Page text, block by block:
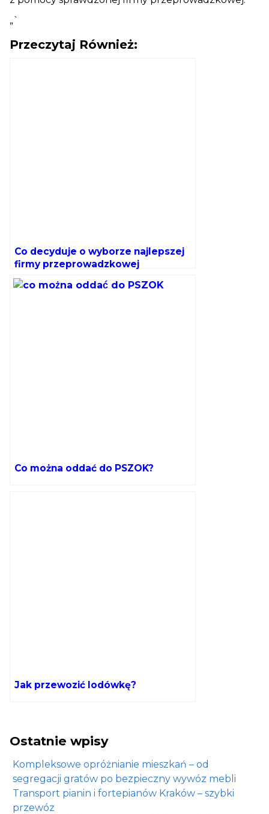
„`
Przeczytaj Również:
Co decyduje o wyborze najlepszej
firmy przeprowadzkowej
w Krakowie?
Co można oddać do PSZOK?
Jak przewozić lodówkę?
Ostatnie wpisy
Kompleksowe opróżnianie mieszkań – od
segregacji gratów po bezpieczny wywóz mebli
Transport pianin i fortepianów Kraków – szybki
przewóz